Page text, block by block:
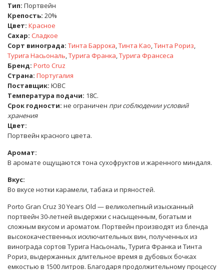
Тип: Портвейн
Крепость: 20%
Цвет: Красное
Сахар: Сладкое
Сорт винограда: Тинта Баррока,Тинта Као,Тинта Рориз,
Турига Насьональ,Турига Франка,Турига Франсеса
Бренд: Porto Cruz
Страна: Португалия
Поставщик: ЮВС
Температура подачи: 18C.
Срок годности: не ограничен при соблюдении условий
хранения
Цвет:
Портвейн красного цвета.
Аромат:
В аромате ощущаются тона сухофруктов и жаренного миндаля.
Вкус:
Во вкусе нотки карамели, табака и пряностей.
Porto Gran Cruz 30 Years Old — великолепный изысканный
портвейн 30-летней выдержки с насыщенным, богатым и
сложным вкусом и ароматом. Портвейн производят из бленда
высококачественных исключительных вин, полученных из
винограда сортов Турига Насьональ, Турига Франка и Тинта
Рориз, выдержанных длительное время в дубовых бочках
емкостью в 1500 литров. Благодаря продолжительному процессу